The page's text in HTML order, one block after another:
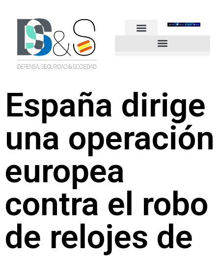
España dirige
una operación
europea
contra el robo
de relojes de